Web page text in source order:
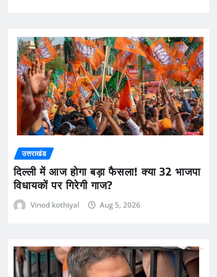
उत्तराखंड
दिल्ली में आज होगा बड़ा फैसला! क्या 32 भाजपा
विधायकों पर गिरेगी गाज?
Vinod kothiyal Aug 5, 2026